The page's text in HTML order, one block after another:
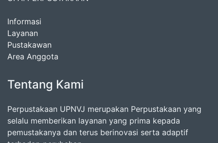
Informasi
Layanan
Pustakawan
Area Anggota
Tentang Kami
Perpustakaan UPNVJ merupakan Perpustakaan yang
selalu memberikan layanan yang prima kepada
pemustakanya dan terus berinovasi serta adaptif